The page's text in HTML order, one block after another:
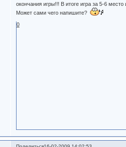
окончания игры!!! В итоге игра за 5-6
Может сами чего напишите?
0